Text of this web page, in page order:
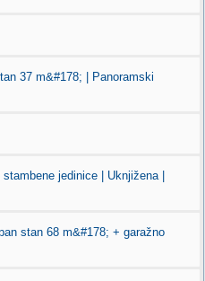
37 m&#178; | Panoramski
jedinice | Uknjižena |
stan 68 m&#178; + garažno